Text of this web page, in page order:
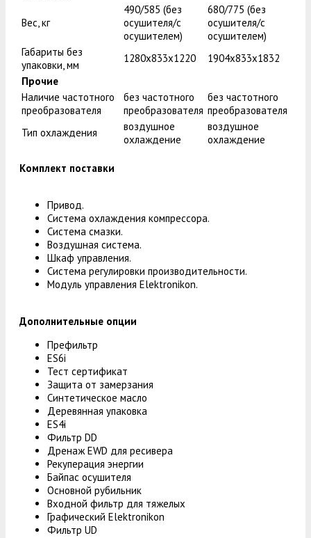
Вес, кг
490/585 (без
осушителя/с
осушителем)
680/775 (без
осушителя/с
осушителем)
Габариты без
упаковки, мм
1280x833x1220
1904x833x1832
Прочие
Наличие частотного
преобразователя
без частотного
преобразователя
без частотного
преобразователя
Тип охлаждения
воздушное
охлаждение
воздушное
охлаждение
Комплект поставки
Привод.
Система охлаждения компрессора.
Система смазки.
Воздушная система.
Шкаф управления.
Система регулировки производительности.
Модуль управления Elektronikon.
Дополнительные опции
Префильтр
ES6i
Тест сертификат
Защита от замерзания
Синтетическое масло
Деревянная упаковка
ES4i
Фильтр DD
Дренаж EWD для ресивера
Рекуперация энергии
Байпас осушителя
Основной рубильник
Входной фильтр для тяжелых
Графический Elektronikon
Фильтр UD